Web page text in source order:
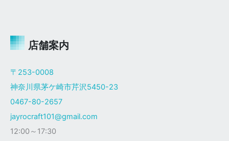
Ｘ
ク
様
店舗案内
〒253-0008
神奈川県茅ケ崎市芹沢5450-23
0467-80-2657
jayrocraft101@gmail.com
12:00～17:30